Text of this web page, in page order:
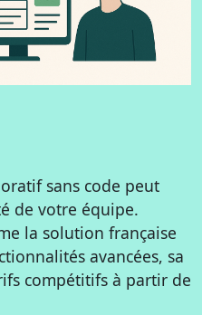
sans code peut
de votre équipe.
la solution française
avancées, sa
compétitifs à partir de